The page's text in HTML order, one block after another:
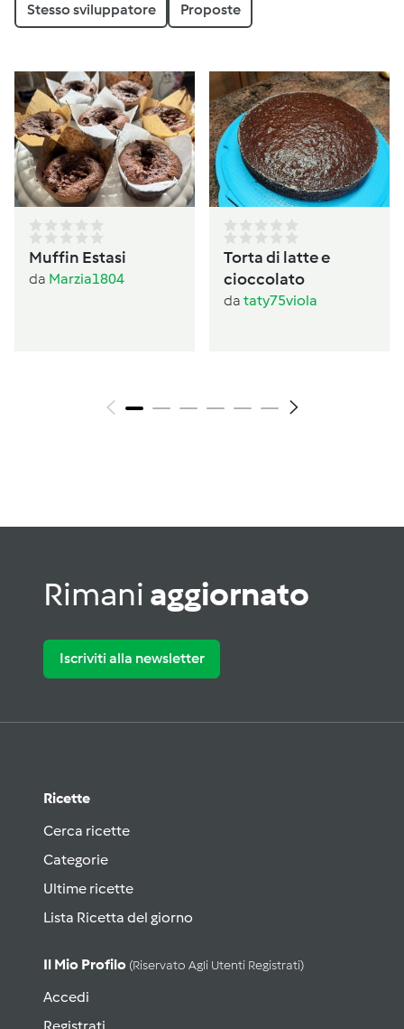
Stesso sviluppatore Proposte
Muffin Estasi
da Marzia1804
Torta di latte e
cioccolato
da taty75viola
Rimani aggiornato
Iscriviti alla newsletter
Ricette
Cerca ricette
Categorie
Ultime ricette
Lista Ricetta del giorno
Il Mio Profilo (riservato Agli Utenti Registrati)
Accedi